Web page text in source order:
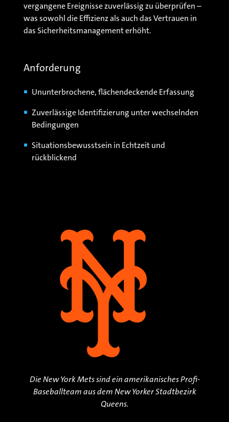
vergangene Ereignisse zuverlässig zu überprüfen –
was sowohl die Effizienz als auch das Vertrauen in
das Sicherheitsmanagement erhöht.
Anforderung
Ununterbrochene, flächendeckende Erfassung
Zuverlässige Identifizierung unter wechselnden
Bedingungen
Situationsbewusstsein in Echtzeit und
rückblickend
Die New York Mets sind ein amerikanisches Profi-
Baseballteam aus dem New Yorker Stadtbezirk
Queens.